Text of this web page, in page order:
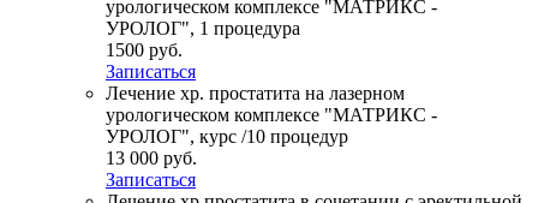
урологическом комплексе "МАТРИКС -
УРОЛОГ", 1 процедура
1500 руб.
Записаться
Лечение хр. простатита на лазерном
урологическом комплексе "МАТРИКС -
УРОЛОГ", курс /10 процедур
13 000 руб.
Записаться